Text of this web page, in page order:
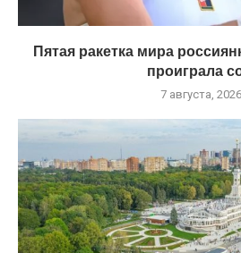
Пятая ракетка мира
проиграла
7 августа, 2026